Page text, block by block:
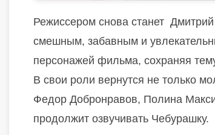
Режиссером снова станет
смешным, забавным и
персонажей фильма, сохраняя
В свои роли вернутся не только
Федор Добронравов, Полина
продолжит озвучивать Чебурашку.